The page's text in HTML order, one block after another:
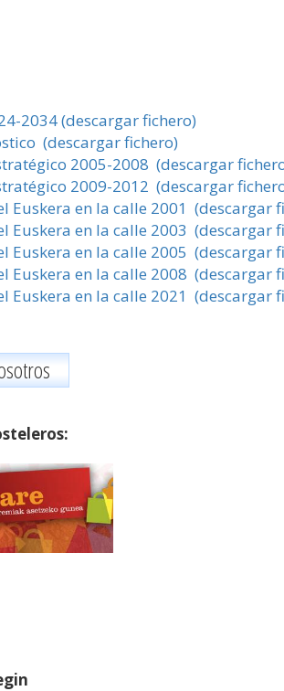
2034 (descargar fichero)
(descargar fichero)
2005-2008 (descargar
2009-2012 (descargar
Euskera en la calle 2001 (descargar
Euskera en la calle 2003 (descargar
Euskera en la calle 2005 (descargar
Euskera en la calle 2008 (descargar
Euskera en la calle 2021 (descargar